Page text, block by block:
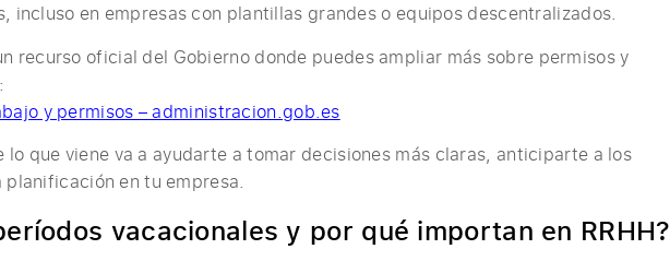
incluso en empresas con plantillas grandes o equipos descentralizados.
recurso oficial del Gobierno donde puedes ampliar más sobre permisos y
y permisos – administracion.gob.es
lo que viene va a ayudarte a tomar decisiones más claras, anticiparte a los
en tu empresa.
vacacionales y por qué importan en RRHH?